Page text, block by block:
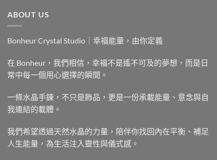
ABOUT US
Bonheur Crystal Studio｜幸福能量，由你定義
在 Bonheur，我們相信，幸福不是遙不可及的夢想，而是日
常中每一個用心選擇的瞬間。
一條水晶手鍊，不只是飾品，更是一份承載能量、意念與自
我連結的載體。
我們希望透過天然水晶的力量，陪伴你找回內在平衡、補足
人生能量，為生活注入靈性與儀式感。